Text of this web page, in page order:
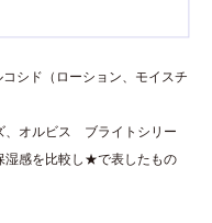
シド（ローション、モイスチ
オルビス ブライトシリー
感を比較し★で表したもの